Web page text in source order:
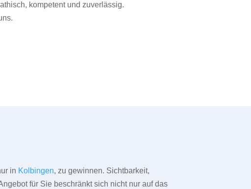
kompetent und zuverlässig.
in Kolbingen, zu gewinnen. Sichtbarkeit,
für Sie beschränkt sich nicht nur auf das